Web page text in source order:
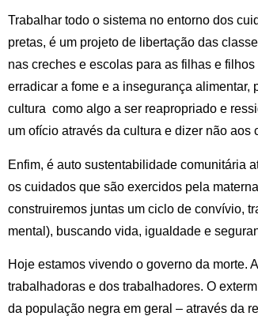
Trabalhar todo o sistema no entorno dos
pretas, é um projeto de libertação das
nas creches e escolas para as filhas e
erradicar a fome e a insegurança
cultura como algo a ser reapropriado e
um ofício através da cultura e dizer não
Enfim, é auto sustentabilidade comunitária
os cuidados que são exercidos pela
construiremos juntas um ciclo de convívio,
mental), buscando vida, igualdade e
Hoje estamos vivendo o governo da morte.
trabalhadoras e dos trabalhadores. O
da população negra em geral – através da